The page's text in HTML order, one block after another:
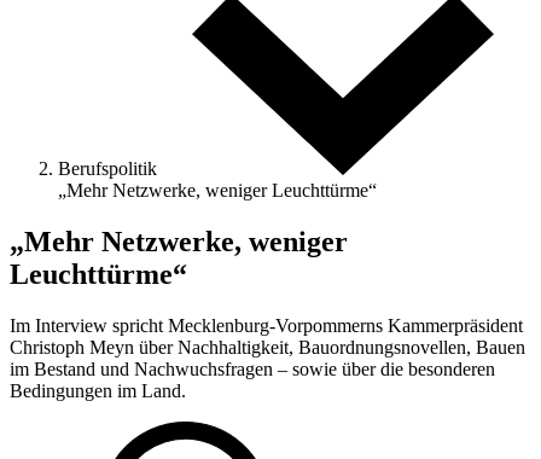
Berufspolitik
„Mehr Netzwerke, weniger Leuchttürme“
„Mehr Netzwerke, weniger
Leuchttürme“
Im Interview spricht Mecklenburg-Vorpommerns Kammerpräsident
Christoph Meyn über Nachhaltigkeit, Bauordnungsnovellen, Bauen
im Bestand und Nachwuchsfragen – sowie über die besonderen
Bedingungen im Land.